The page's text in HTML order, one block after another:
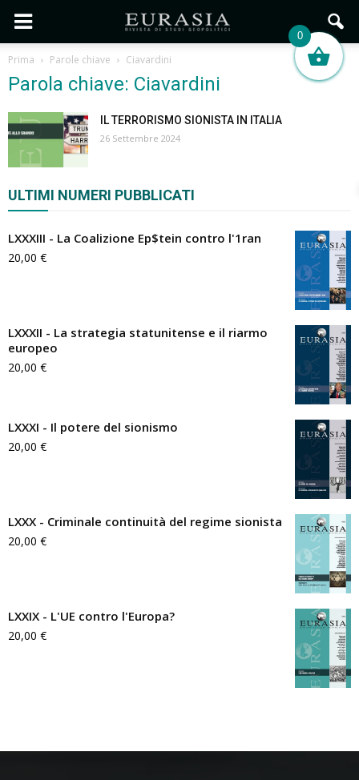
Prima Parole chiave Ciavardini
Parola chiave: Ciavardini
IL TERRORISMO SIONISTA IN ITALIA
26 Settembre 2024
ULTIMI NUMERI PUBBLICATI
LXXXIII - La Coalizione Ep$tein contro l'1ran
20,00 €
LXXXII - La strategia statunitense e il riarmo
europeo
20,00 €
LXXXI - Il potere del sionismo
20,00 €
LXXX - Criminale continuità del regime sionista
20,00 €
LXXIX - L'UE contro l'Europa?
20,00 €
0